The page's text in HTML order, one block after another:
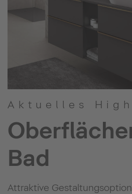
Aktuelles
Bad
Attraktive